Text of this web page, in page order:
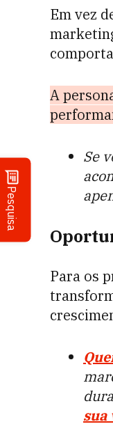
Pesquisa
Em vez
A
Se
Para os
sua